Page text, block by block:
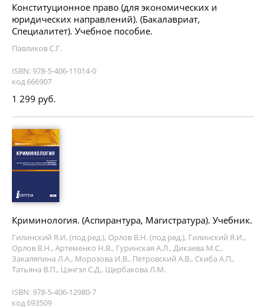
Конституционное право (для экономических и
юридических направлений). (Бакалавриат,
Специалитет). Учебное пособие.
Павликов С.Г.
ISBN: 978-5-406-11014-0
код 666907
1 299 руб.
Криминология. (Аспирантура, Магистратура). Учебник.
Гилинский Я.И. (под ред.), Орлов В.Н. (под ред.), Гилинский Я.И.,
Орлов В.Н., Артеменко Н.В., Гуринская А.Л., Дикаева М.С.,
Закаляпина Л.А., Морозова И.В., Петровский А.В., Скиба А.П.,
Татьяна В.П., Цэнгэл С.Д., Щербакова Л.М.
ISBN: 978-5-406-12980-7
код 693509